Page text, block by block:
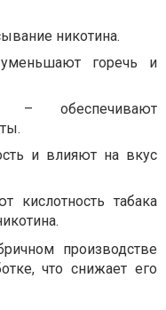
никотина.
горечь и
– обеспечивают
и влияют на вкус
кислотность табака
производстве
что снижает его